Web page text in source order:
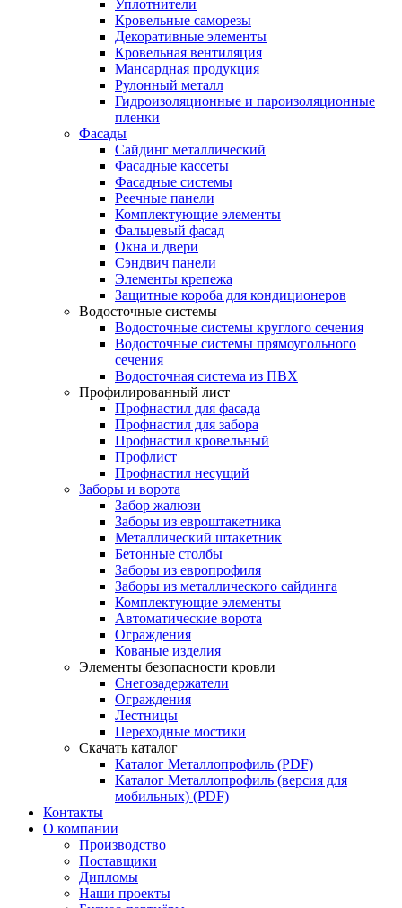
Уплотнители
Кровельные саморезы
Декоративные элементы
Кровельная вентиляция
Мансардная продукция
Рулонный металл
Гидроизоляционные и пароизоляционные
пленки
Фасады
Сайдинг металлический
Фасадные кассеты
Фасадные системы
Реечные панели
Комплектующие элементы
Фальцевый фасад
Окна и двери
Сэндвич панели
Элементы крепежа
Защитные короба для кондиционеров
Водосточные системы
Водосточные системы круглого сечения
Водосточные системы прямоугольного
сечения
Водосточная система из ПВХ
Профилированный лист
Профнастил для фасада
Профнастил для забора
Профнастил кровельный
Профлист
Профнастил несущий
Заборы и ворота
Забор жалюзи
Заборы из евроштакетника
Металлический штакетник
Бетонные столбы
Заборы из европрофиля
Заборы из металлического сайдинга
Комплектующие элементы
Автоматические ворота
Ограждения
Кованые изделия
Элементы безопасности кровли
Снегозадержатели
Ограждения
Лестницы
Переходные мостики
Скачать каталог
Каталог Металлопрофиль (PDF)
Каталог Металлопрофиль (версия для
мобильных) (PDF)
Контакты
О компании
Производство
Поставщики
Дипломы
Наши проекты